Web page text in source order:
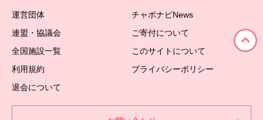
運営団体
チャボナビNews
連盟・協議会
ご寄付について
全国施設一覧
このサイトについて
利用規約
プライバシーポリシー
退会について